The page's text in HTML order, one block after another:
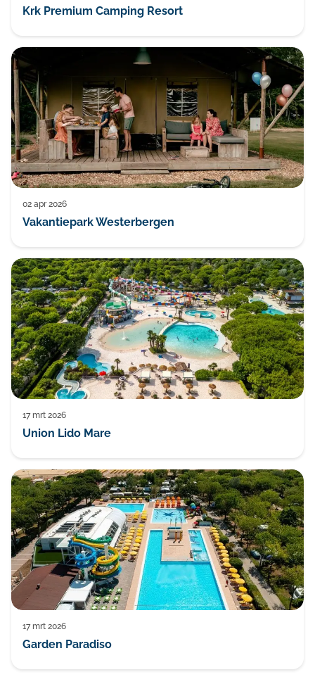
Krk Premium Camping Resort
02 apr 2026
Vakantiepark Westerbergen
17 mrt 2026
Union Lido Mare
17 mrt 2026
Garden Paradiso